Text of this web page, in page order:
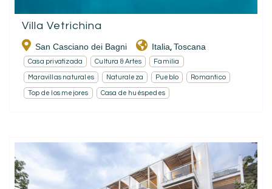
Villa Vetrichina
San Casciano dei Bagni Italia, Toscana
Casa privatizada Cultura & Artes Familia
Maravillas naturales Naturaleza Pueblo Romantico
Top de los mejores Casa de huéspedes